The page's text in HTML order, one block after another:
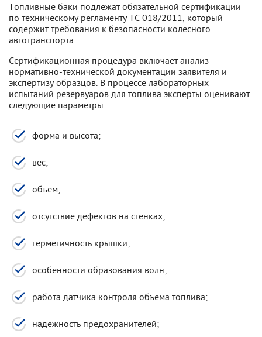
Топливные баки подлежат обязательной сертификации
по техническому регламенту ТС 018/2011, который
содержит требования к безопасности колесного
автотранспорта.
Сертификационная процедура включает анализ
нормативно-технической документации заявителя и
экспертизу образцов. В процессе лабораторных
испытаний резервуаров для топлива эксперты оценивают
следующие параметры:
форма и высота;
вес;
объем;
отсутствие дефектов на стенках;
герметичность крышки;
особенности образования волн;
работа датчика контроля объема топлива;
надежность предохранителей;